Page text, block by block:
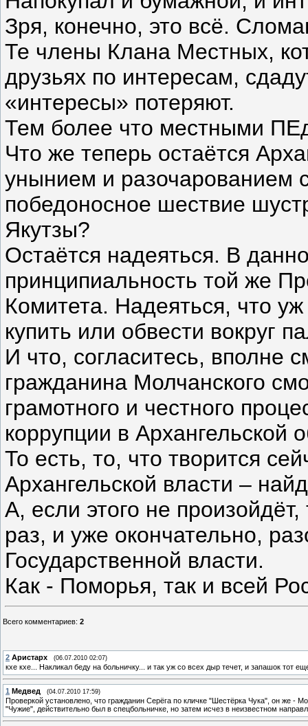
Зря, конечно, это всё.
Те члены Клана Местных,
друзьях по интересам,
«интересы» потеряют.
Тем более что местными
Что же теперь остаётся
унынием и разочарованием
победоносное шествие
Якутзы?
Остаётся надеяться. В
принципиальность той же
Комитета. Надеяться, что
купить или обвести вокруг
И что, согласитесь, вполне
гражданина Молчанского
грамотного и честного
коррупции в Архангельской
То есть, то, что творится
Архангельской власти –
А, если этого не
раз, и уже окончательно,
Государственной власти.
Как - Поморья, так и всей
Всего комментариев: 2
2 Аристарх (06.07.2010 02:07)
кхе кхе... Накликал беду на больничку... и так уж со всех дыр течет, и запашок тот
1 Медвед (04.07.2010 17:59)
Проверкой установлено, что гражданин Серёга по кличке "Шестёрка Чука", он же
"Чужие", действительно был в спецбольничке, но затем исчез в неизвестном